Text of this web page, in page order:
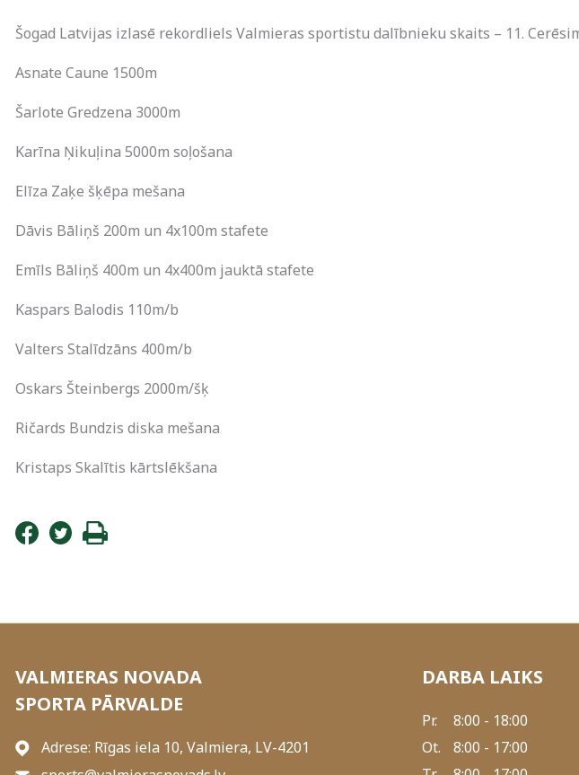
Šogad Latvijas izlasē rekordliels Valmieras sportistu dalībnieku skaits – 11.
Asnate Caune 1500m
Šarlote Gredzena 3000m
Karīna Ņikuļina 5000m soļošana
Elīza Zaķe šķēpa mešana
Dāvis Bāliņš 200m un 4x100m stafete
Emīls Bāliņš 400m un 4x400m jauktā stafete
Kaspars Balodis 110m/b
Valters Stalīdzāns 400m/b
Oskars Šteinbergs 2000m/šķ
Ričards Bundzis diska mešana
Kristaps Skalītis kārtslēkšana
VALMIERAS NOVADA
SPORTA PĀRVALDE
Adrese: Rīgas iela 10, Valmiera, LV-4201
DARBA LAIKS
Pr.
8:00 - 18:00
Ot.
8:00 - 17:00